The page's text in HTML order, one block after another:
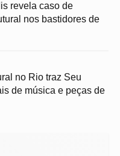
revela caso de
nos bastidores de
no Rio traz Seu
de música e peças de